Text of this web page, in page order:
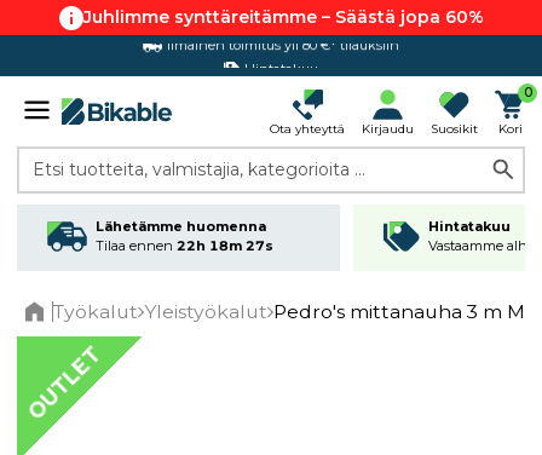
Juhlimme synttäreitämme – Säästä jopa 60%
Hintatakuu
Ota yhteyttä Kirjaudu Suosikit
0
Kori
Etsi tuotteita, valmistajia, kategorioita ...
Lähetämme huomenna
Tilaa ennen 22h 18m 26s
Hintatakuu
Vastaamme
Työkalut Yleistyökalut Pedro's mittanauha 3 m
OUTLET